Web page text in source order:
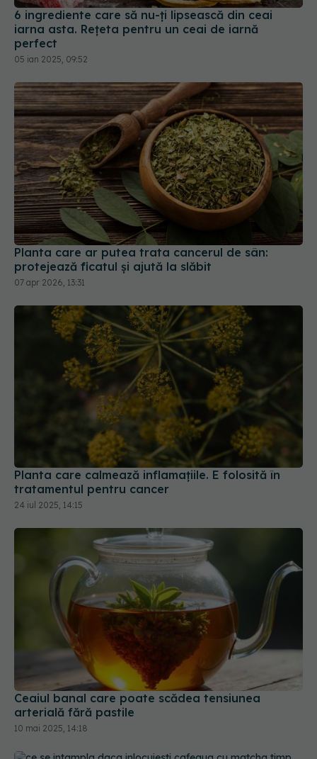
05 ian 2025, 09:52
Planta care ar putea trata cancerul de sân:
protejează ficatul și ajută la slăbit
07 apr 2026, 13:31
Planta care calmează inflamațiile. E folosită în
tratamentul pentru cancer
Ceaiul banal care poate scădea tensiunea
arterială fără pastile
Ce se întâmplă dacă înlocuiești cafeaua cu